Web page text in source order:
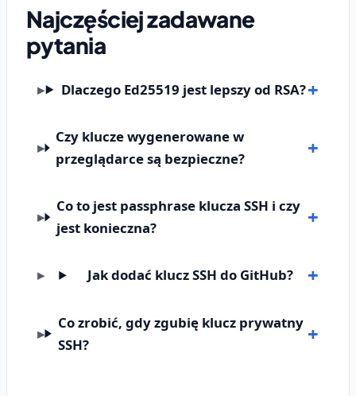
Najczęściej zadawane
pytania
Dlaczego Ed25519 jest lepszy od RSA?
Czy klucze wygenerowane w
przeglądarce są bezpieczne?
Co to jest passphrase klucza SSH i czy
jest konieczna?
Jak dodać klucz SSH do GitHub?
Co zrobić, gdy zgubię klucz prywatny
SSH?